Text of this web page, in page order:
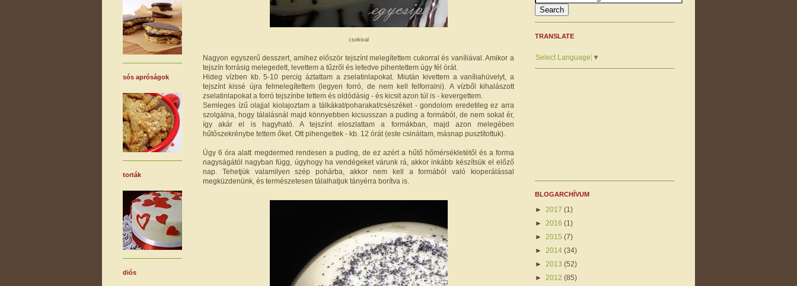
csokival
Nagyon egyszerű desszert, amihez először tejszínt melegítettem cukorral és vaníliával. Amikor a
tejszín forrásig melegedett, levettem a tűzről és lefedve pihentettem úgy fél órát.
Hideg vízben kb. 5-10 percig áztattam a zselatinlapokat. Miután kivettem a vaníliahüvelyt, a
tejszínt kissé újra felmelegítettem (legyen forró, de nem kell felforralni). A vízből kihalászott
zselatinlapokat a forró tejszínbe tettem és oldódásig - és kicsit azon túl is - kevergettem.
Semleges ízű olajjal kiolajoztam a tálkákat/poharakat/csészéket - gondolom eredetileg ez arra
szolgálna, hogy tálalásnál majd könnyebben kicsusszan a puding a formából, de nem sokat ér,
így akár el is hagyható. A tejszínt eloszlattam a formákban, majd azon melegében
hűtőszekrénybe tettem őket. Ott pihengettek - kb. 12 órát (este csináltam, másnap pusztítottuk).
Úgy 6 óra alatt megdermed rendesen a puding, de ez azért a hűtő hőmérsékletétől és a forma
nagyságától nagyban függ, úgyhogy ha vendégeket várunk rá, akkor inkább készítsük el előző
nap. Tehetjük valamilyen szép pohárba, akkor nem kell a formából való kioperálással
megküzdenünk, és természetesen tálalhatjuk tányérra borítva is.
sós apróságok
torták
diós
TRANSLATE
Select Language ▼
BLOGARCHÍVUM
► 2017 (1)
► 2016 (1)
► 2015 (7)
► 2014 (34)
► 2013 (52)
► 2012 (85)